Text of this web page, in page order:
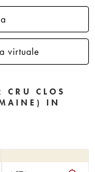
virtuale
CRU CLOS
IN